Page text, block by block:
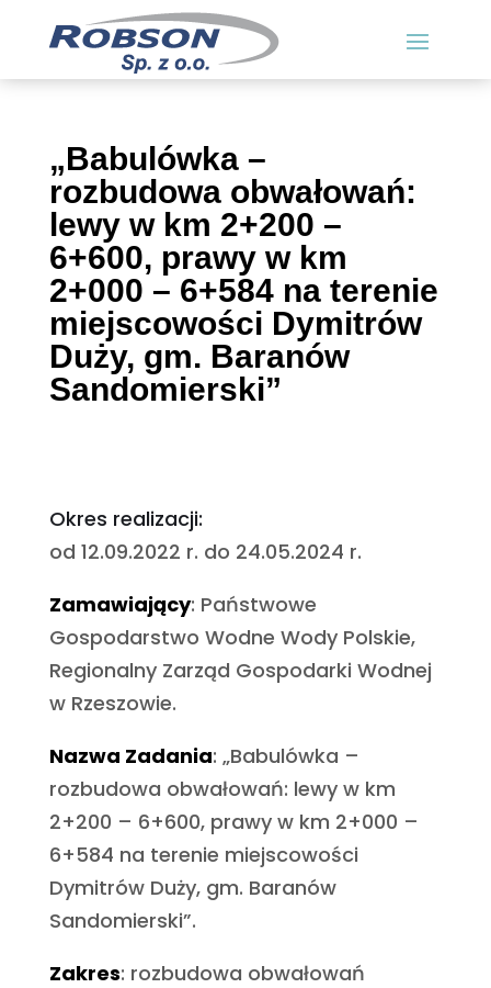
„Babulówka –
rozbudowa obwałowań:
lewy w km 2+200 –
6+600, prawy w km
2+000 – 6+584 na terenie
miejscowości Dymitrów
Duży, gm. Baranów
Sandomierski”
Okres realizacji:
od 12.09.2022 r. do 24.05.2024 r.
Zamawiający: Państwowe
Gospodarstwo Wodne Wody Polskie,
Regionalny Zarząd Gospodarki Wodnej
w Rzeszowie.
Nazwa Zadania: „Babulówka –
rozbudowa obwałowań: lewy w km
2+200 – 6+600, prawy w km 2+000 –
6+584 na terenie miejscowości
Dymitrów Duży, gm. Baranów
Sandomierski”.
Zakres: rozbudowa obwałowań